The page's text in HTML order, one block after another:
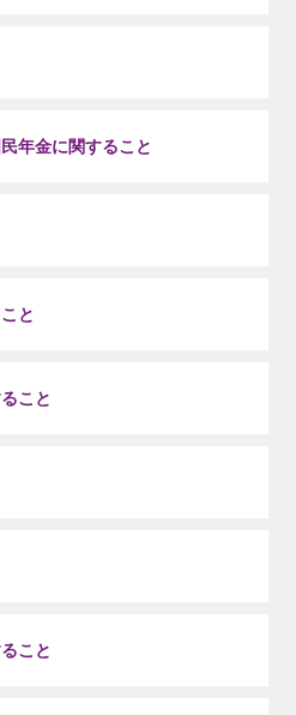
年金に関すること
と
こと
こと